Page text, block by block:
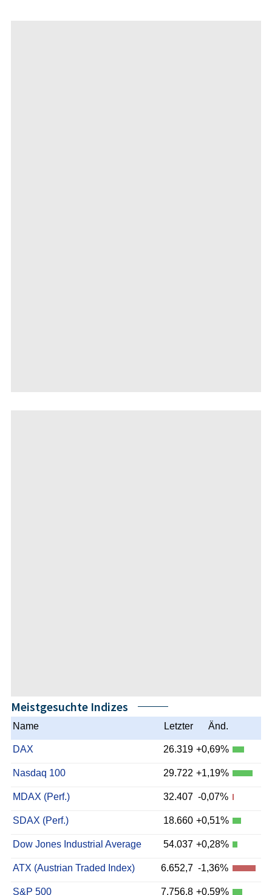
Meistgesuchte Indizes
Name Letzter Änd.
DAX 26.319 +0,69%
Nasdaq 100 29.722 +1,19%
MDAX (Perf.) 32.407 -0,07%
SDAX (Perf.) 18.660 +0,51%
Dow Jones Industrial Average 54.037 +0,28%
ATX (Austrian Traded Index) 6.652,7 -1,36%
S&P 500 7.756,8 +0,59%